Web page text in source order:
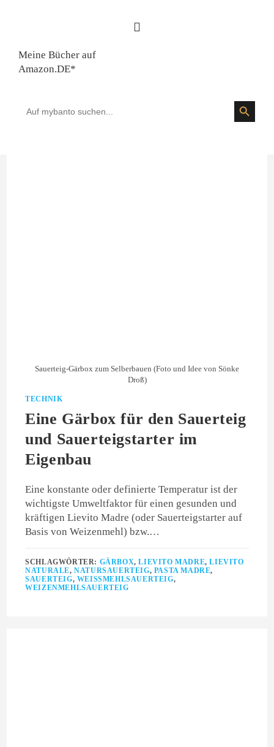
Meine Bücher auf
Amazon.DE*
for:
SEARCH BUTTON
Sauerteig-Gärbox zum Selberbauen (Foto und Idee von Sönke
Droß)
TECHNIK
Eine Gärbox für den Sauerteig
und Sauerteigstarter im
Eigenbau
Eine konstante oder definierte Temperatur ist der
wichtigste Umweltfaktor für einen gesunden und
kräftigen Lievito Madre (oder Sauerteigstarter auf
Basis von Weizenmehl) bzw.…
SCHLAGWÖRTER: GÄRBOX,LIEVITO MADRE,LIEVITO
NATURALE,NATURSAUERTEIG, PASTA MADRE,
SAUERTEIG, WEISSMEHLSAUERTEIG
,
WEIZENMEHLSAUERTEIG